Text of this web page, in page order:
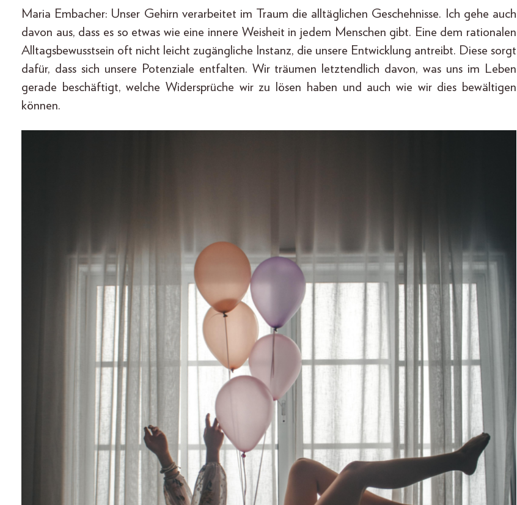
Maria Embacher: Unser Gehirn verarbeitet im Traum die alltäglichen Geschehnisse. Ich gehe auch
davon aus, dass es so etwas wie eine innere Weisheit in jedem Menschen gibt. Eine dem rationalen
Alltagsbewusstsein oft nicht leicht zugängliche Instanz, die unsere Entwicklung antreibt. Diese sorgt
dafür, dass sich unsere Potenziale entfalten. Wir träumen letztendlich davon, was uns im Leben
gerade beschäftigt, welche Widersprüche wir zu lösen haben und auch wie wir dies bewältigen
können.